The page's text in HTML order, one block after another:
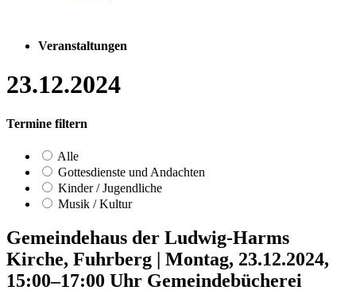
Veranstaltungen
23.12.2024
Termine filtern
Alle
Gottesdienste und Andachten
Kinder / Jugendliche
Musik / Kultur
Gemeindehaus der Ludwig-Harms
Kirche, Fuhrberg | Montag, 23.12.2024,
15:00–17:00 Uhr Gemeindebücherei